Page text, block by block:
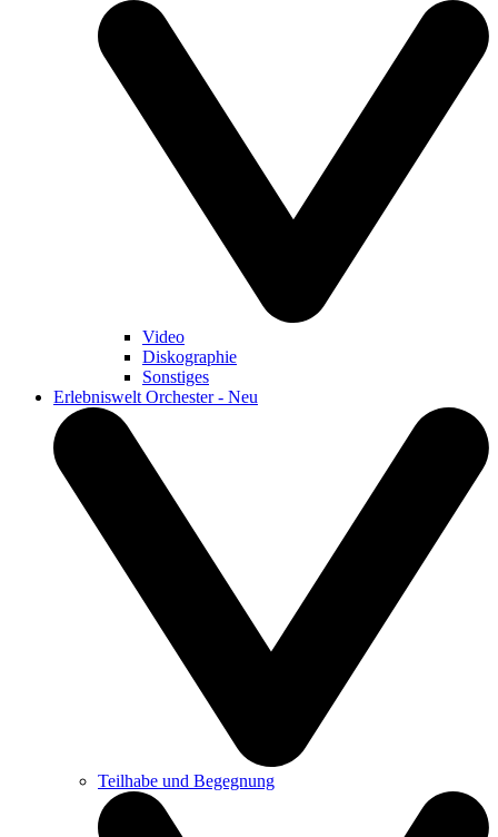
Video
Diskographie
Sonstiges
Erlebniswelt Orchester - Neu
Teilhabe und Begegnung